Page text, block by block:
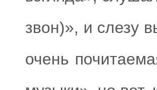
звон)», и слезу
очень